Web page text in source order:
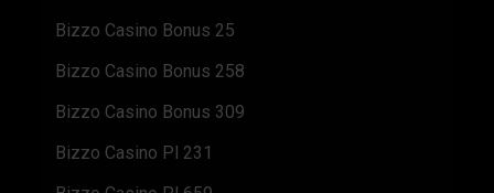
Bizzo Casino Bonus 25
Bizzo Casino Bonus 258
Bizzo Casino Bonus 309
Bizzo Casino Pl 231